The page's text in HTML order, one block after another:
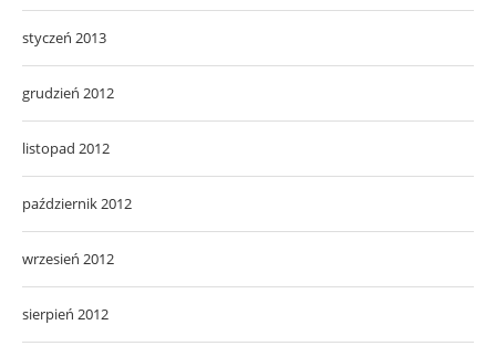
styczeń 2013
grudzień 2012
listopad 2012
październik 2012
wrzesień 2012
sierpień 2012